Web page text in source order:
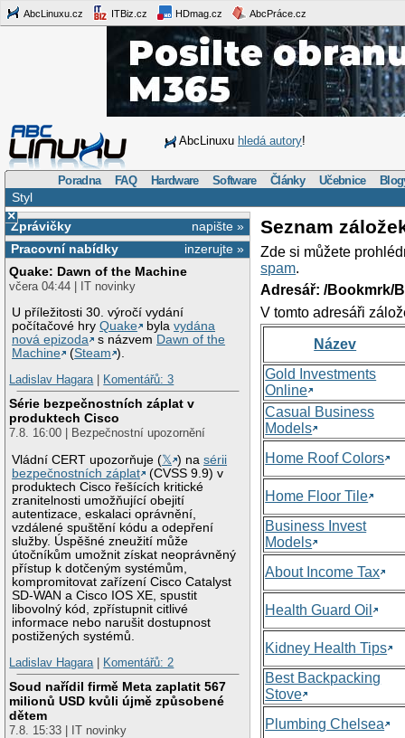
AbcLinuxu.cz ITBiz.cz HDmag.cz AbcPráce.cz
AbcLinuxu hledá autory!
Poradna FAQ Hardware Software Články Učebnice
Styl
×
napište »
Zprávičky
inzerujte »
Pracovní nabídky
Quake: Dawn of the Machine
včera 04:44 | IT novinky
U příležitosti 30. výročí vydání
počítačové hryQuake bylavydána
nová epizoda
s názvem Dawn of the
Machine
(Steam ).
Ladislav Hagara| Komentářů: 3
Série bezpečnostních záplat v
produktech Cisco
7.8. 16:00 | Bezpečnostní upozornění
Vládní CERT upozorňuje (𝕏 ) nasérii
bezpečnostních záplat
(CVSS 9.9) v
produktech Cisco řešících kritické
zranitelnosti umožňující obejití
autentizace, eskalaci oprávnění,
vzdálené spuštění kódu a odepření
služby. Úspěšné zneužití může
útočníkům umožnit získat neoprávněný
přístup k dotčeným systémům,
kompromitovat zařízení Cisco Catalyst
SD-WAN a Cisco IOS XE, spustit
libovolný kód, zpřístupnit citlivé
informace nebo narušit dostupnost
postižených systémů.
Ladislav Hagara| Komentářů: 2
Soud nařídil firmě Meta zaplatit 567
milionů USD kvůli újmě způsobené
dětem
7.8. 15:33 | IT novinky
Seznam
Zde si můžete
spam.
Adresář: /Bookmrk/
V tomto adresáři
Název
Gold Investments
Online
Casual Business
Models
Home Roof Colors
Home Floor Tile
Business Invest
Models
About Income Tax
Health Guard Oil
Kidney Health Tips
Best Backpacking
Stove
Plumbing Chelsea